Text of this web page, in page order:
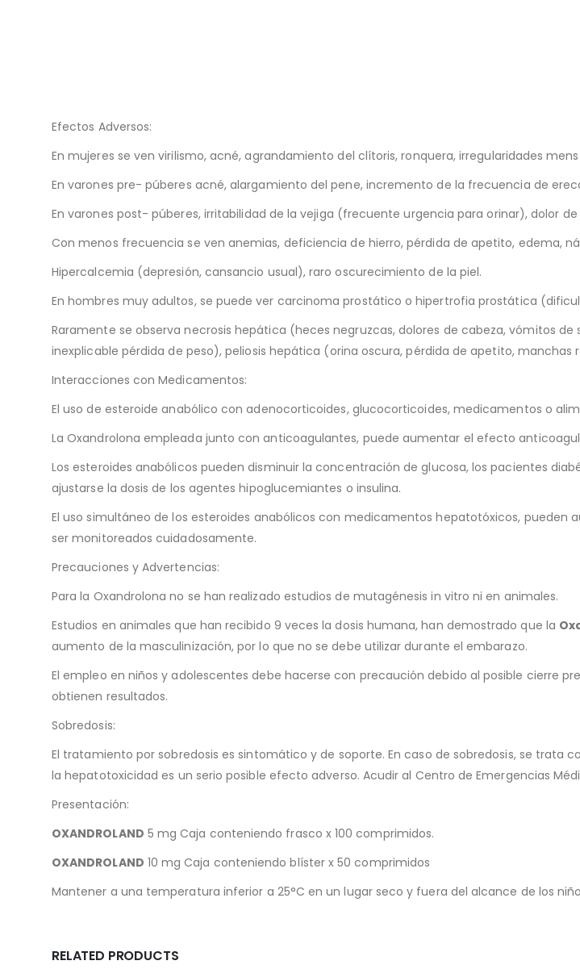
Efectos Adversos:
En mujeres se ven virilismo, acné, agrandamiento del clítoris, ronquera, irregularidades
En varones pre- púberes acné, alargamiento del pene, incremento de la frecuencia de
En varones post- púberes, irritabilidad de la vejiga (frecuente urgencia para orinar), dolor
Con menos frecuencia se ven anemias, deficiencia de hierro, pérdida de apetito, edema,
Hipercalcemia (depresión, cansancio usual), raro oscurecimiento de la piel.
En hombres muy adultos, se puede ver carcinoma prostático o hipertrofia prostática
Raramente se observa necrosis hepática (heces negruzcas, dolores de cabeza, vómitos
inexplicable pérdida de peso), peliosis hepática (orina oscura, pérdida de apetito, manchas
Interacciones con Medicamentos:
El uso de esteroide anabólico con adenocorticoides, glucocorticoides, medicamentos o
La Oxandrolona empleada junto con anticoagulantes, puede aumentar el efecto
Los esteroides anabólicos pueden disminuir la concentración de glucosa, los pacientes
ajustarse la dosis de los agentes hipoglucemiantes o insulina.
El uso simultáneo de los esteroides anabólicos con medicamentos hepatotóxicos,
ser monitoreados cuidadosamente.
Precauciones y Advertencias:
Para la Oxandrolona no se han realizado estudios de mutagénesis in vitro ni en animales.
Estudios en animales que han recibido 9 veces la dosis humana, han demostrado que la
aumento de la masculinización, por lo que no se debe utilizar durante el embarazo.
El empleo en niños y adolescentes debe hacerse con precaución debido al posible cierre
obtienen resultados.
Sobredosis:
El tratamiento por sobredosis es sintomático y de soporte. En caso de sobredosis, se
la hepatotoxicidad es un serio posible efecto adverso. Acudir al Centro de Emergencias
Presentación:
OXANDROLAND 5 mg Caja conteniendo frasco x 100 comprimidos.
OXANDROLAND 10 mg Caja conteniendo blíster x 50 comprimidos
Mantener a una temperatura inferior a 25°C en un lugar seco y fuera del alcance de los
RELATED PRODUCTS